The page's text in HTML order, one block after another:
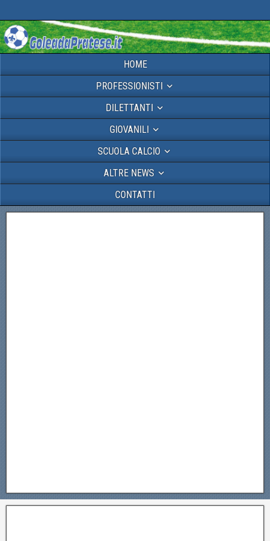
HOME
PROFESSIONISTI
DILETTANTI
GIOVANILI
SCUOLA CALCIO
ALTRE NEWS
CONTATTI